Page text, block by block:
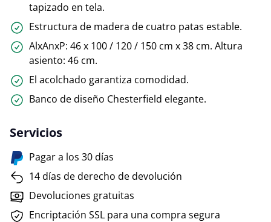
tapizado en tela.
Estructura de madera de cuatro patas estable.
AlxAnxP: 46 x 100 / 120 / 150 cm x 38 cm. Altura
asiento: 46 cm.
El acolchado garantiza comodidad.
Banco de diseño Chesterfield elegante.
Servicios
Pagar a los 30 días
14 días de derecho de devolución
Devoluciones gratuitas
Encriptación SSL para una compra segura